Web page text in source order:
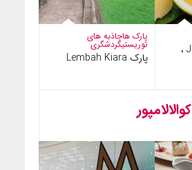
پارک هاجاذبه های
توریستیگردشگری
پارک Lembah Kiara
Jelebu’s pomelos ،
کوالالامپور